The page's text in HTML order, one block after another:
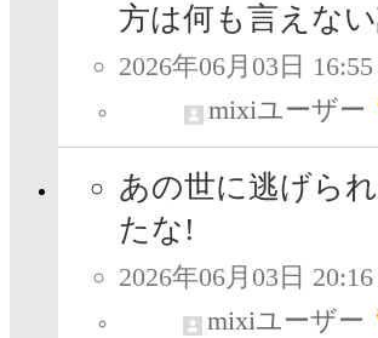
方は何も言えない
2026年06月03日 16:55
mixiユーザー
あの世に逃げら
たな!
2026年06月03日 20:16
mixiユーザー